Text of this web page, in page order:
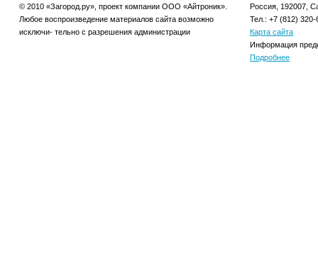
© 2010 «Загород.ру», проект компании ООО «Айтроник».
Любое воспроизведение материалов сайта возможно
исключи- тельно с разрешения администрации
Россия, 192007,
Тел.: +7 (812) 320-
Карта сайта
Информация
Подробнее